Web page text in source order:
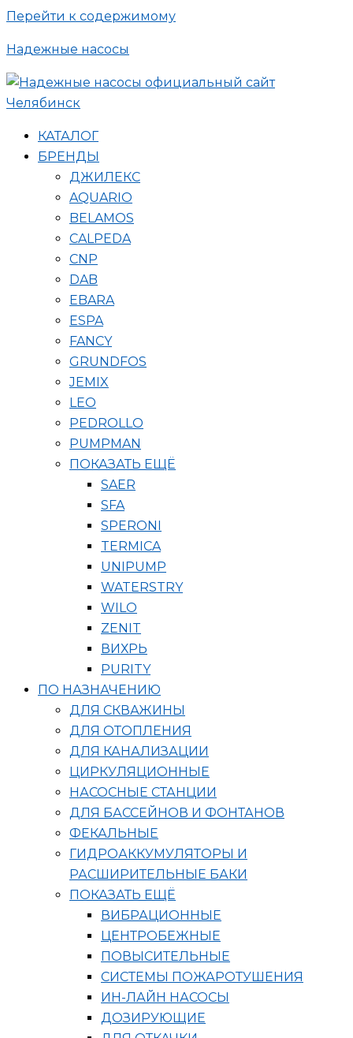
Перейти к содержимому
Надежные насосы
КАТАЛОГ
БРЕНДЫ
ДЖИЛЕКС
AQUARIO
BELAMOS
CALPEDA
CNP
DAB
EBARA
ESPA
FANCY
GRUNDFOS
JEMIX
LEO
PEDROLLO
PUMPMAN
ПОКАЗАТЬ ЕЩЁ
SAER
SFA
SPERONI
TERMICA
UNIPUMP
WATERSTRY
WILO
ZENIT
ВИХРЬ
PURITY
ПО НАЗНАЧЕНИЮ
ДЛЯ СКВАЖИНЫ
ДЛЯ ОТОПЛЕНИЯ
ДЛЯ КАНАЛИЗАЦИИ
ЦИРКУЛЯЦИОННЫЕ
НАСОСНЫЕ СТАНЦИИ
ДЛЯ БАССЕЙНОВ И ФОНТАНОВ
ФЕКАЛЬНЫЕ
ГИДРОАККУМУЛЯТОРЫ И
РАСШИРИТЕЛЬНЫЕ БАКИ
ПОКАЗАТЬ ЕЩЁ
ВИБРАЦИОННЫЕ
ЦЕНТРОБЕЖНЫЕ
ПОВЫСИТЕЛЬНЫЕ
СИСТЕМЫ ПОЖАРОТУШЕНИЯ
ИН-ЛАЙН НАСОСЫ
ДОЗИРУЮЩИЕ